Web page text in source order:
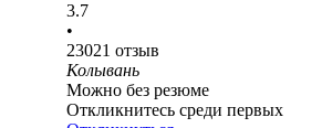
3.7
•
23021 отзыв
Колывань
Можно без резюме
Откликнитесь среди первых